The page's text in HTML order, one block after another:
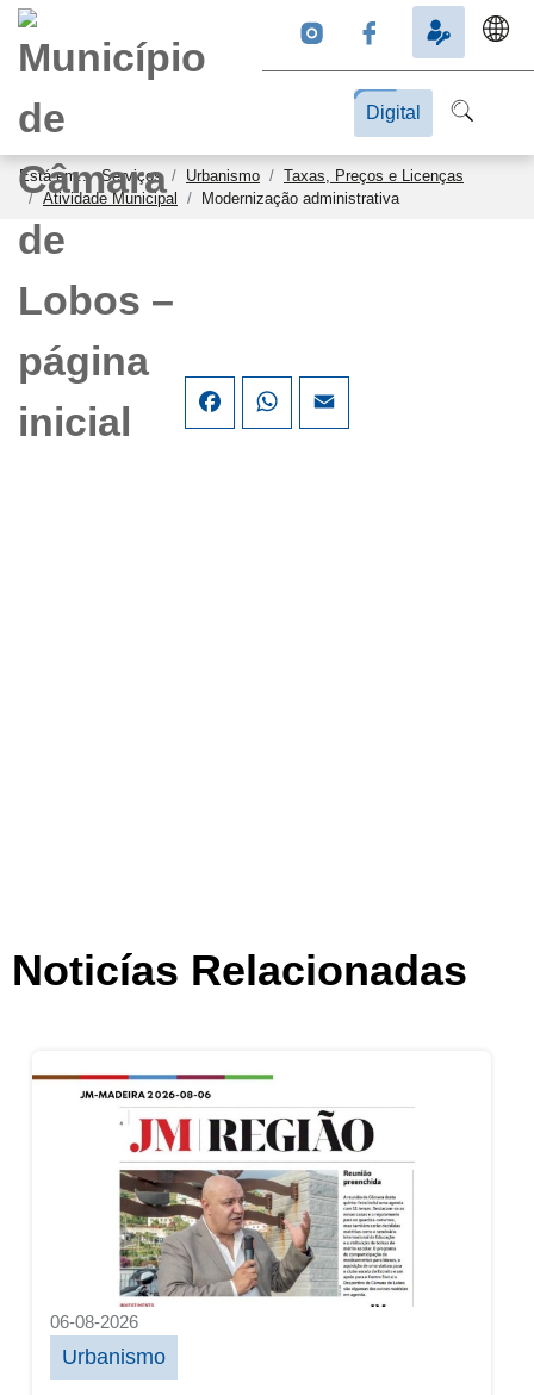
Digital
Está em...Serviços Urbanismo
Taxas, Preços e Licenças
Atividade Municipal
Modernização administrativa
FacebookWhatsApp
Noticías Relacionadas
Habitação em destaque na reunião de
06-08-2026
Urbanismo